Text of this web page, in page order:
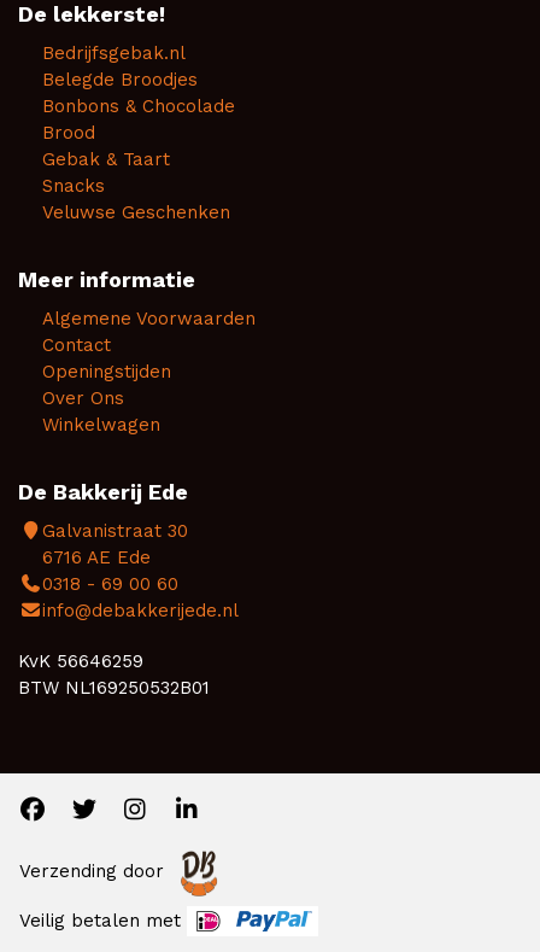
De lekkerste!
Bedrijfsgebak.nl
Belegde Broodjes
Bonbons & Chocolade
Brood
Gebak & Taart
Snacks
Veluwse Geschenken
Meer informatie
Algemene Voorwaarden
Contact
Openingstijden
Over Ons
Winkelwagen
De Bakkerij Ede
Galvanistraat 30
6716 AE Ede
0318 - 69 00 60
info@debakkerijede.nl
KvK 56646259
BTW NL169250532B01
Veilig betalen met
Verzending door